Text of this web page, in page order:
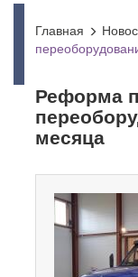
Главная
Реформа
месяца